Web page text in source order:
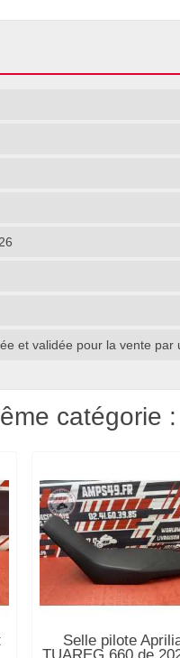
et validée pour la vente
catégorie :
Selle pilote
TUAREG 660 de